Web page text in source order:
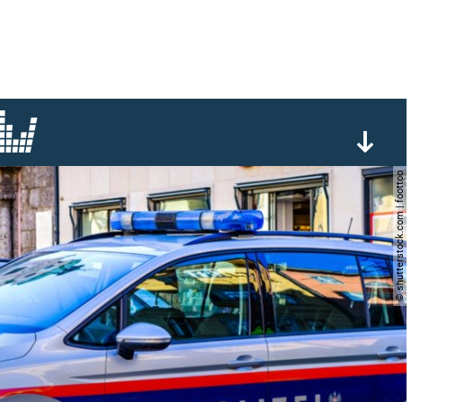
© shutterstock.com | foottoo